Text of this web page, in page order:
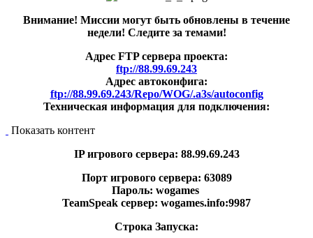
Внимание! Миссии могут быть обновлены в течение
недели! Следите за темами!
Адрес FTP сервера проекта:
ftp://88.99.69.243
Адрес автоконфига:
ftp://88.99.69.243/Repo/WOG/.a3s/autoconfig
Техническая информация для подключения:
Показать контент
IP игрового сервера: 88.99.69.243
Порт игрового сервера: 63089
Пароль: wogames
TeamSpeak сервер: wogames.info:9987
Строка Запуска: